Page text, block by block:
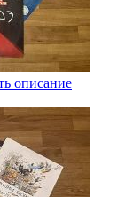
описание